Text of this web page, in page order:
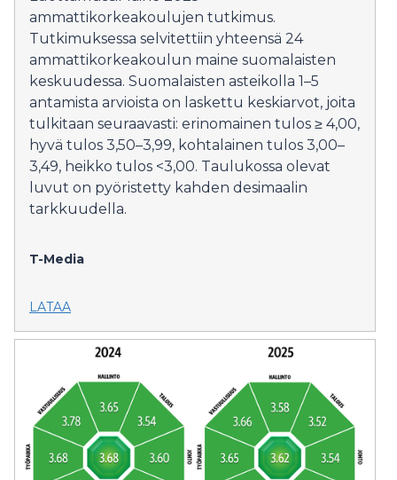
ammattikorkeakoulujen tutkimus.
Tutkimuksessa selvitettiin yhteensä 24
ammattikorkeakoulun maine suomalaisten
keskuudessa. Suomalaisten asteikolla 1–5
antamista arvioista on laskettu keskiarvot, joita
tulkitaan seuraavasti: erinomainen tulos ≥ 4,00,
hyvä tulos 3,50–3,99, kohtalainen tulos 3,00–
3,49, heikko tulos <3,00. Taulukossa olevat
luvut on pyöristetty kahden desimaalin
tarkkuudella.
T-Media
LATAA